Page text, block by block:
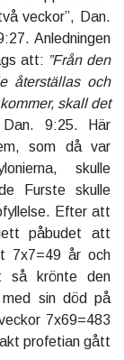
veckor”, Dan.
Anledningen
att: ”Från den
återställas och
skall det
9:25. Här
som då var
skulle
Furste skulle
Efter att
påbudet att
7x7=49 år och
så krönte den
med sin död på
7x69=483
profetian gått